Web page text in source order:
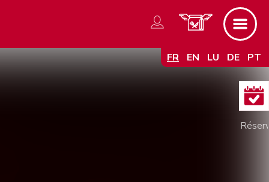
FR EN LU DE PT